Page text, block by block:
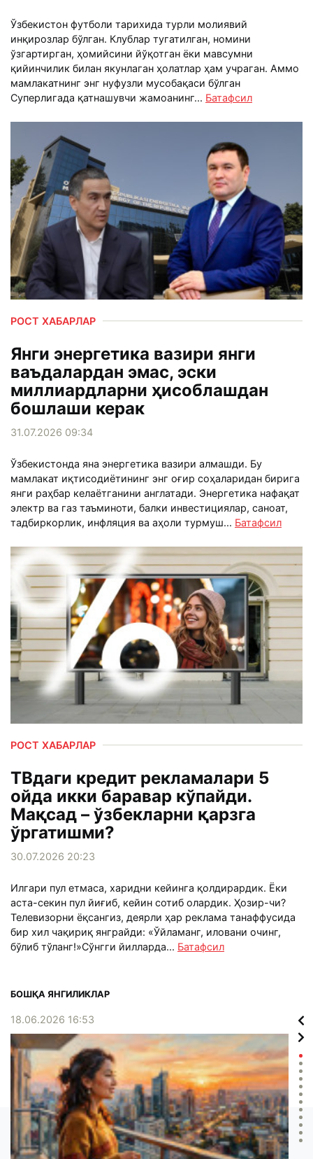
Ўзбекистон футболи тарихида турли молиявий
инқирозлар бўлган. Клублар тугатилган, номини
ўзгартирган, ҳомийсини йўқотган ёки мавсумни
қийинчилик билан якунлаган ҳолатлар ҳам учраган. Аммо
мамлакатнинг энг нуфузли мусобақаси бўлган
Суперлигада қатнашувчи жамоанинг... Батафсил
РОСТ ХАБАРЛАР
Янги энергетика вазири янги
ваъдалардан эмас, эски
миллиардларни ҳисоблашдан
бошлаши керак
31.07.2026 09:34
Ўзбекистонда яна энергетика вазири алмашди. Бу
мамлакат иқтисодиётининг энг оғир соҳаларидан бирига
янги раҳбар келаётганини англатади. Энергетика нафақат
электр ва газ таъминоти, балки инвестициялар, саноат,
тадбиркорлик, инфляция ва аҳоли турмуш... Батафсил
РОСТ ХАБАРЛАР
ТВдаги кредит рекламалари 5
ойда икки баравар кўпайди.
Мақсад – ўзбекларни қарзга
ўргатишми?
30.07.2026 20:23
Илгари пул етмаса, харидни кейинга қолдирардик. Ёки
аста-секин пул йиғиб, кейин сотиб олардик. Ҳозир-чи?
Телевизорни ёқсангиз, деярли ҳар реклама танаффусида
бир хил чақириқ янграйди: «Ўйламанг, иловани очинг,
бўлиб тўланг!»Сўнгги йилларда... Батафсил
БОШҚА ЯНГИЛИКЛАР
18.06.2026 16:53